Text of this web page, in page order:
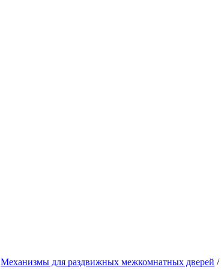
Механизмы для раздвижных межкомнатных дверей /